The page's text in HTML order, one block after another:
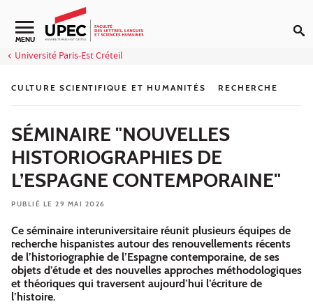
Aller au contenu
Navigation secondaire
MENU
Université Paris-Est Créteil
CULTURE SCIENTIFIQUE ET HUMANITÉS RECHERCHE
SÉMINAIRE "NOUVELLES
HISTORIOGRAPHIES DE
L’ESPAGNE CONTEMPORAINE"
PUBLIÉ LE 29 MAI 2026
Ce séminaire interuniversitaire réunit plusieurs équipes de
recherche hispanistes autour des renouvellements récents
de l’historiographie de l’Espagne contemporaine, de ses
objets d’étude et des nouvelles approches méthodologiques
et théoriques qui traversent aujourd’hui l’écriture de
l’histoire.